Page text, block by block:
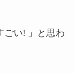
ごい! 」と思わ